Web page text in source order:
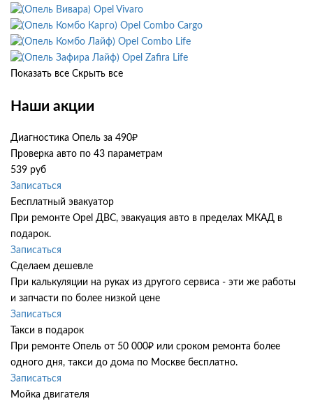
Opel Vivaro
Opel Combo Cargo
Opel Combo Life
Opel Zafira Life
Показать все Скрыть все
Наши акции
Диагностика Опель за 490₽
Проверка авто по 43 параметрам
539 руб
Записаться
Бесплатный эвакуатор
При ремонте Opel ДВС, эвакуация авто в пределах МКАД в
подарок.
Записаться
Сделаем дешевле
При калькуляции на руках из другого сервиса - эти же работы
и запчасти по более низкой цене
Записаться
Такси в подарок
При ремонте Опель от 50 000₽ или сроком ремонта более
одного дня, такси до дома по Москве бесплатно.
Записаться
Мойка двигателя